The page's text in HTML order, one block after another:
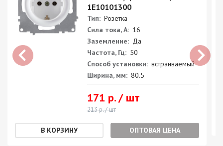
1E10101300
Тип: Розетка
Сила тока, А: 16
Заземление: Да
Частота, Гц: 50
Способ установки: встраиваемый
Ширина, мм: 80.5
171 р. / шт
213 р. / шт
ОПТОВАЯ ЦЕНА